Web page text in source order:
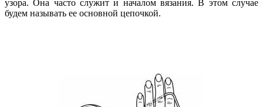
узора. Она часто служит и началом вязания. В этом случае
будем называть ее основной цепочкой.